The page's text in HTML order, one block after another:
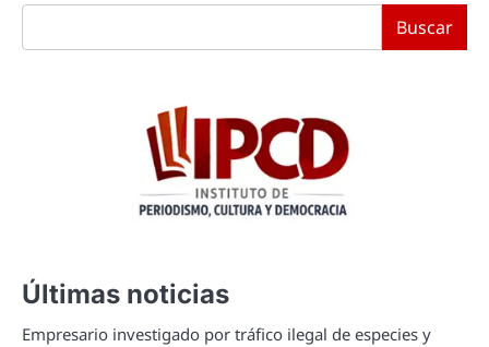
Buscar
Últimas noticias
Empresario investigado por tráfico ilegal de especies y